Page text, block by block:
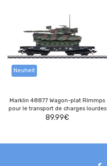
Neuheit
Marklin 48877 Wagon-plat Rlmmps
pour le transport de charges lourdes
89.99€